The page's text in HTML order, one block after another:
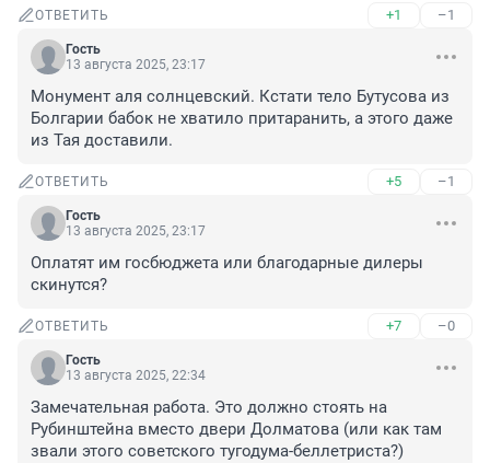
ОТВЕТИТЬ +1 –1
Гость
13 августа 2025, 23:17
Монумент аля солнцевский. Кстати тело Бутусова из
Болгарии бабок не хватило притаранить, а этого даже
из Тая доставили.
ОТВЕТИТЬ +5 –1
Гость
13 августа 2025, 23:17
Оплатят им госбюджета или благодарные дилеры
скинутся?
ОТВЕТИТЬ +7 –0
Гость
13 августа 2025, 22:34
Замечательная работа. Это должно стоять на
Рубинштейна вместо двери Долматова (или как там
звали этого советского тугодума-беллетриста?)